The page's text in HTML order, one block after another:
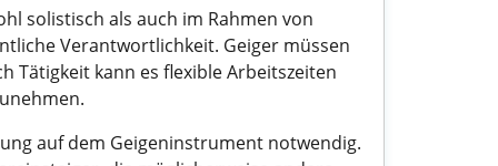
solistisch als auch im Rahmen von
Verantwortlichkeit. Geiger müssen
Tätigkeit kann es flexible Arbeitszeiten
auf dem Geigeninstrument notwendig.